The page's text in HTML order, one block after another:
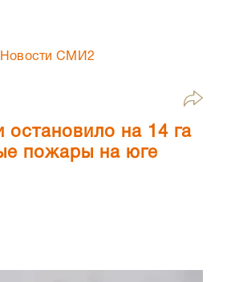
Новости СМИ2
на 14 га
пожары на юге